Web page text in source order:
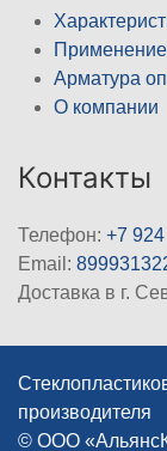
Применение
Арматура
О компании
Контакты
Телефон: +7
Email:
Доставка в г.
производителя
© ООО